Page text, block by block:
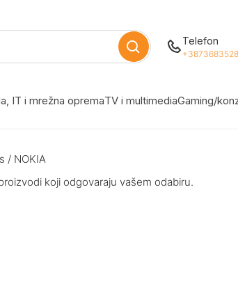
Telefon
IT i mrežna opremaTV i multimediaGaming/
/ NOKIA
koji odgovaraju vašem odabiru.